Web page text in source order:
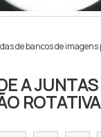
de bancos de
A